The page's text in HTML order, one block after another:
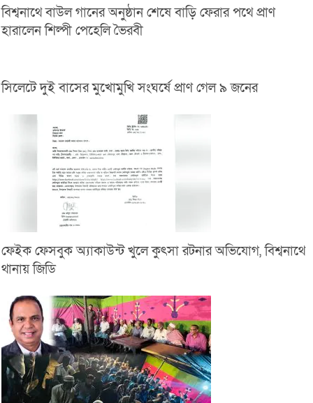
বিশ্বনাথে বাউল গানের অনুষ্ঠান শেষে বাড়ি ফেরার পথে প্রাণ
হারালেন শিল্পী পেহেলি ভৈরবী
সিলেটে দুই বাসের মুখোমুখি সংঘর্ষে প্রাণ গেল ৯ জনের
ফেইক ফেসবুক অ্যাকাউন্ট খুলে কুৎসা রটনার অভিযোগ, বিশ্বনাথে
থানায় জিডি